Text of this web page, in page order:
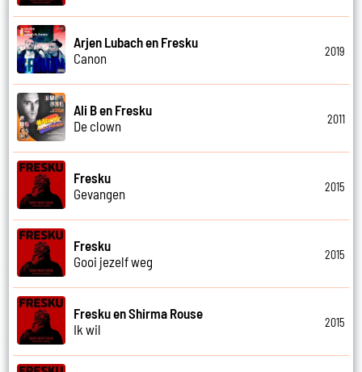
Arjen Lubach en Fresku
Canon
2019
Ali B en Fresku
De clown
2011
Fresku
Gevangen
2015
Fresku
Gooi jezelf weg
2015
Fresku en Shirma Rouse
Ik wil
2015